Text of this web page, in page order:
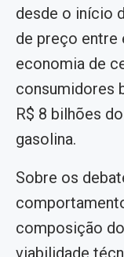
desde o início
de preço entre
economia de
consumidores
R$ 8 bilhões
gasolina.
Sobre os
composição
viabilidade